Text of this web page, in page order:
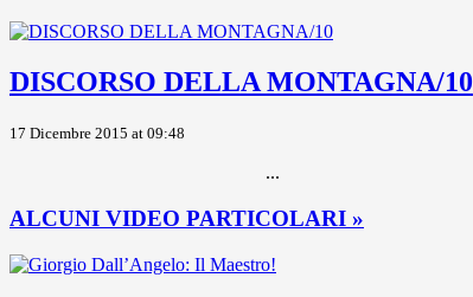
DISCORSO DELLA MONTAGNA/10
17 Dicembre 2015 at 09:48
...
ALCUNI VIDEO PARTICOLARI »